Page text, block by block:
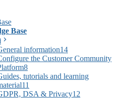
Base
information14
the Customer Community
8
tutorials and learning
11
DSA & Privacy12